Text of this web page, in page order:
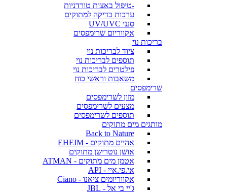
-טיפול באצות טורדניות
ערכות בדיקה למתוקים
סנני UV/UVC
אקווריום שרימפסים
בריכות נוי
ציוד לבריכות נוי
תוספים לבריכות נוי
פילטרים לבריכות נוי
משאבות וראשי כוח
שרימפסים
מזון לשרימפסים
מצעים לשרימפסים
תוספים לשרימפסים
מותגים מים מתוקים
Back to Nature
אהיים מתוקים - EHEIM
אושן נוטרישן מתוקים
אטמן מים מתוקים - ATMAN
אי.פי.איי - API
אקווריומים ציאנו - Ciano
ג'יי בי אל - JBL